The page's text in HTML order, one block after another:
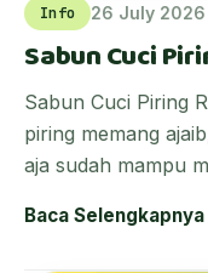
Info 26 July 2026
Sabun Cuci
Sabun Cuci Piring
piring memang
aja sudah mampu
Baca